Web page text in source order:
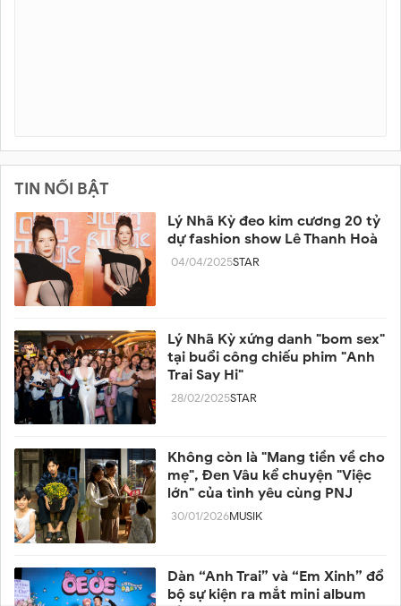
TIN NỔI BẬT
Lý Nhã Kỳ đeo kim cương 20 tỷ
dự fashion show Lê Thanh Hoà
04/04/2025STAR
Lý Nhã Kỳ xứng danh "bom sex"
tại buổi công chiếu phim "Anh
Trai Say Hi"
28/02/2025STAR
Không còn là "Mang tiền về cho
mẹ", Đen Vâu kể chuyện "Việc
lớn" của tình yêu cùng PNJ
30/01/2026MUSIK
Dàn “Anh Trai” và “Em Xinh” đổ
bộ sự kiện ra mắt mini album